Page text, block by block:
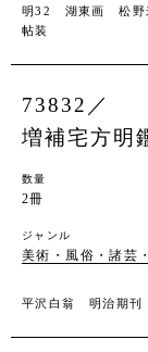
明32 湖東画 松野
帖装
73832／
増補宅方明
数量
2冊
ジャンル
美術・風俗・諸芸
平沢白翁 明治期